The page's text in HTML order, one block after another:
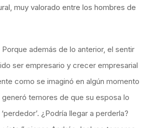
muy valorado entre los hombres de
además de lo anterior, el sentir
ser empresario y crecer empresarial
como se imaginó en algún momento
generó temores de que su esposa lo
¿Podría llegar a perderla?